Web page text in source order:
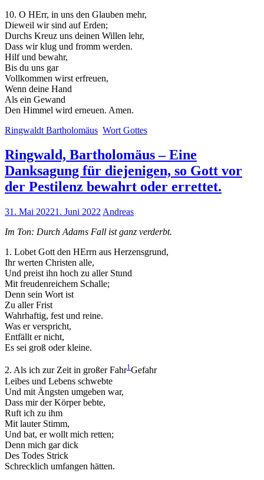
10. O HErr, in uns den Glauben mehr,
Dieweil wir sind auf Erden;
Durchs Kreuz uns deinen Willen lehr,
Dass wir klug und fromm werden.
Hilf und bewahr,
Bis du uns gar
Vollkommen wirst erfreuen,
Wenn deine Hand
Als ein Gewand
Den Himmel wird erneuen. Amen.
Ringwaldt Bartholomäus Wort Gottes
Ringwald, Bartholomäus – Eine
Danksagung für diejenigen, so Gott vor
der Pestilenz bewahrt oder errettet.
31. Mai 20221. Juni 2022 Andreas
Im Ton: Durch Adams Fall ist ganz verderbt.
1. Lobet Gott den HErrn aus Herzensgrund,
Ihr werten Christen alle,
Und preist ihn hoch zu aller Stund
Mit freudenreichem Schalle;
Denn sein Wort ist
Zu aller Frist
Wahrhaftig, fest und reine.
Was er verspricht,
Entfällt er nicht,
Es sei groß oder kleine.
2. Als ich zur Zeit in großer Fahr1Gefahr
Leibes und Lebens schwebte
Und mit Ängsten umgeben war,
Dass mir der Körper bebte,
Ruft ich zu ihm
Mit lauter Stimm,
Und bat, er wollt mich retten;
Denn mich gar dick
Des Todes Strick
Schrecklich umfangen hätten.